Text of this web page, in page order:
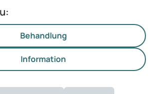
Behandlung
Information